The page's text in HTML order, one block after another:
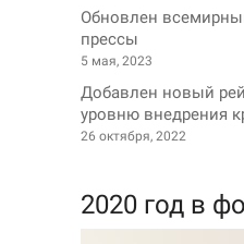
Обновлен
прессы
5 мая, 2023
Добавлен новый
уровню внедрения
26 октября, 2022
2020 год в